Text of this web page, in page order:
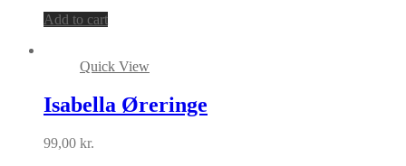
Add to cart
Quick View
Isabella Øreringe
99,00 kr.